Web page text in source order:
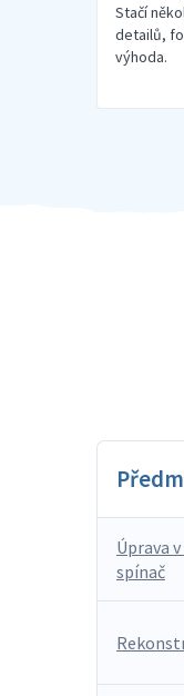
Stačí
detailů,
výhoda.
Úprava
spínač